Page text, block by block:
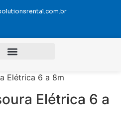
Elétrica 6 a 8m
Elétrica 6 a